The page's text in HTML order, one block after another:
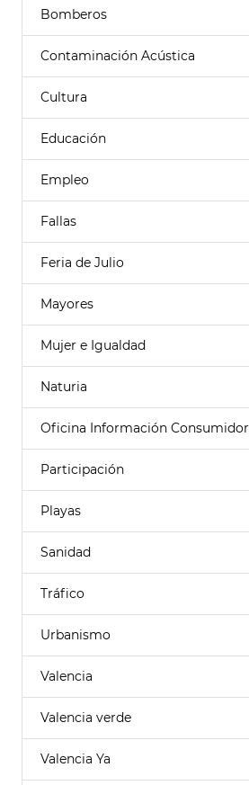
Bomberos
Contaminación Acústica
Cultura
Educación
Empleo
Fallas
Feria de Julio
Mayores
Mujer e Igualdad
Naturia
Oficina Información Consumidor
Participación
Playas
Sanidad
Tráfico
Urbanismo
Valencia
Valencia verde
Valencia Ya